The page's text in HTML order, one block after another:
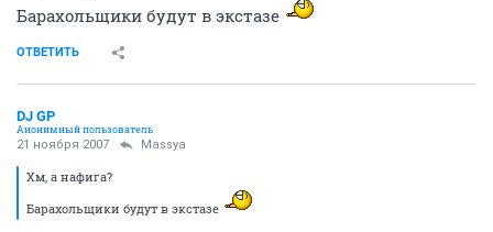
Барахольщики будут в экстазе
ОТВЕТИТЬ
DJ GP
Анонимный пользователь
21 ноября 2007 Massya
Хм, а нафига?
Барахольщики будут в экстазе